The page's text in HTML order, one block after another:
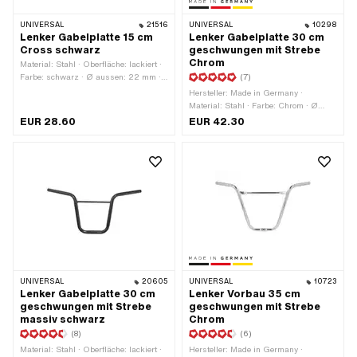
UNIVERSAL 21516
Lenker Gabelplatte 15 cm
Cross schwarz
Material: Stahl · Oberfläche: lackiert ·
Farbe: schwarz · Ø aussen: 22 mm ·
Lenkerenden: 150 mm · Querstange:
EUR 28.60
UNIVERSAL 10298
Lenker Gabelplatte 30 cm
geschwungen mit Strebe
Chrom
(7)
Hersteller: Made in Germany ·
Material: Stahl · Farbe: Chrom · Ø
aussen: 22 mm · Breite: 680 mm ·
Klemmdurchmesser: 22 mm · Länge
Lenkerenden: 155 mm · Querstange:
Ja · Ø Strebe: 14 mm · Länge Strebe:
EUR 42.30
UNIVERSAL 20605
Lenker Gabelplatte 30 cm
geschwungen mit Strebe
massiv schwarz
(8)
Material: Stahl · Oberfläche: lackiert ·
UNIVERSAL 10723
Lenker Vorbau 35 cm
geschwungen mit Strebe
Chrom
(6)
Hersteller: Made in Germany ·